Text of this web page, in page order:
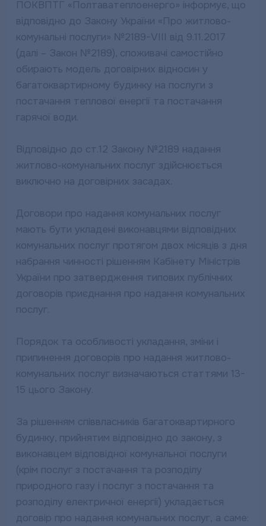
ПОКВПТГ «Полтаватеплоенерго» інформує, що
відповідно до Закону України «Про житлово-
комунальні послуги» №2189-VIII від 9.11.2017
(далі – Закон №2189), споживачі самостійно
обирають модель договірних відносин у
багатоквартирному будинку на послуги з
постачання теплової енергії та постачання
гарячої води.
Відповідно до ст.12 Закону №2189 надання
житлово-комунальних послуг здійснюється
виключно на договірних засадах.
Договори про надання комунальних послуг
мають бути укладені виконавцями відповідних
комунальних послуг протягом двох місяців з дня
набрання чинності рішенням Кабінету Міністрів
України про затвердження типових публічних
договорів приєднання про надання комунальних
послуг.
Порядок та особливості укладання, зміни і
припинення договорів про надання житлово-
комунальних послуг визначаються статтями 13-
15 цього Закону.
За рішенням співвласників багатоквартирного
будинку, прийнятим відповідно до закону, з
виконавцем відповідної комунальної послуги
(крім послуг з постачання та розподілу
природного газу і послуг з постачання та
розподілу електричної енергії) укладається
договір про надання комунальних послуг, а саме: